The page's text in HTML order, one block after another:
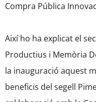
Compra Pública
Així ho ha explicat el
Productius i Memòria
la inauguració aquest
beneficis del segell